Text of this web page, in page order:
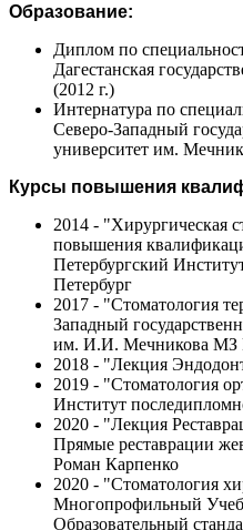
Образование:
Диплом по
Дагестанская
(2012 г.)
Интернатура по
Северо-Западный
университет им.
Курсы повышения
2014 - "Хирургическая
повышения
Петербургский
Петербург
2017 - "Стоматология
Западный
им. И.И. Мечникова МЗ
2018 - "Лекция
2019 - "Стоматология
Институт
2020 - "Лекция
Прямые реставрации
Роман Карпенко
2020 - "Стоматология
Многопрофильный
Образовательный